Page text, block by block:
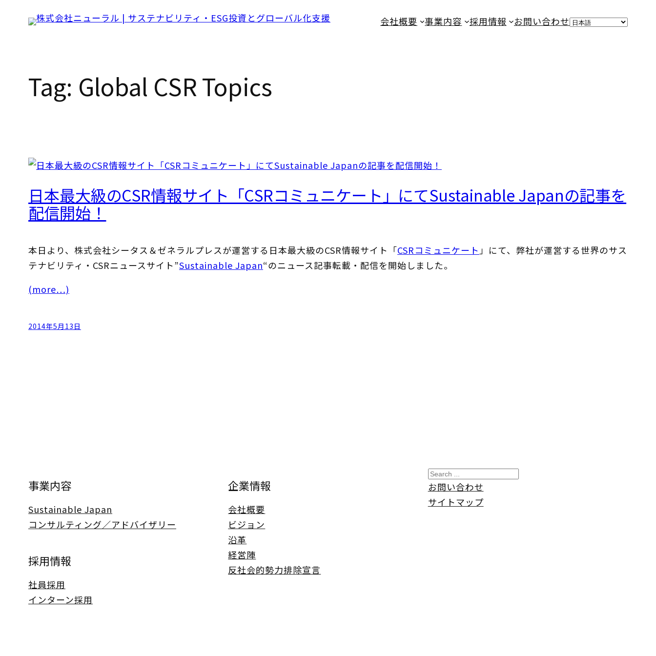
会社概要 事業内容 採用情報 お問い合わせ
Tag: Global CSR Topics
日本最大級のCSR情報サイト「CSRコミュニケート」にてSustainable Japanの記事を
配信開始！
本日より、株式会社シータス＆ゼネラルプレスが運営する日本最大級のCSR情報サイト「CSRコミュニケート」にて、弊社が運営する世界のサス
テナビリティ・CSRニュースサイト”Sustainable Japan“のニュース記事転載・配信を開始しました。
(more…)
2014年5月13日
事業内容
Sustainable Japan
コンサルティング／アドバイザリー
採用情報
社員採用
インターン採用
企業情報
会社概要
ビジョン
沿革
経営陣
反社会的勢力排除宣言
S
e
a
お問い合わせ
サイトマップ